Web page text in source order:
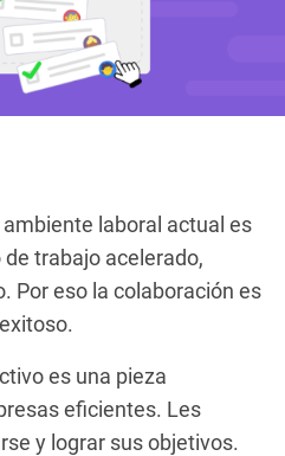
laboral actual es
trabajo acelerado,
Por eso la colaboración es
es una pieza
eficientes. Les
y lograr sus objetivos.